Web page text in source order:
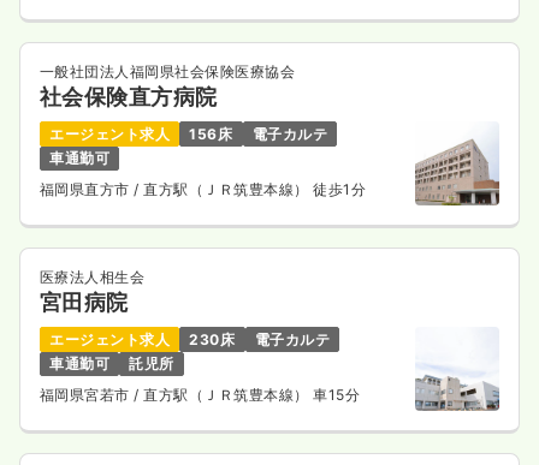
一般社団法人福岡県社会保険医療協会
社会保険直方病院
エージェント求人 156床
電子カルテ
車通勤可
福岡県直方市/ 直方駅（ＪＲ筑豊本線） 徒歩1分
医療法人相生会
宮田病院
エージェント求人 230床
電子カルテ
車通勤可
託児所
福岡県宮若市/ 直方駅（ＪＲ筑豊本線） 車15分